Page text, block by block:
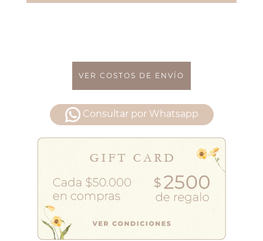
VER COSTOS DE ENVÍO
Consultar por Whatsapp